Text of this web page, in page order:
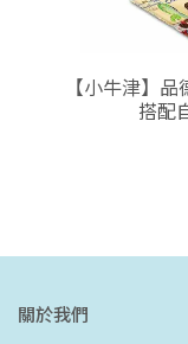
【小牛津】
搭配
關於我們